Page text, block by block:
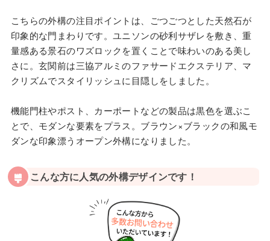
こちらの外構の注目ポイントは、ごつごつとした天然石が
印象的な門まわりです。ユニソンの砂利サザレを敷き、重
量感ある景石のワズロックを置くことで味わいのある美し
さに。玄関前は三協アルミのファサードエクステリア、マ
クリズムでスタイリッシュに目隠しをしました。
機能門柱やポスト、カーポートなどの製品は黒色を選ぶこ
とで、モダンな要素をプラス。ブラウン×ブラックの和風モ
ダンな印象漂うオープン外構になりました。
こんな方に人気の外構デザインです！